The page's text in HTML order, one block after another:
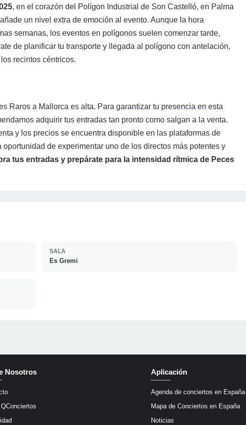
, en el corazón del Polígon Industrial de Son Castelló, en Palma
un nivel extra de emoción al evento. Aunque la hora
semanas, los eventos en polígonos suelen comenzar tarde,
de planificar tu transporte y llegada al polígono con antelación,
recintos céntricos.
Raros a Mallorca es alta. Para garantizar tu presencia en esta
adquirir tus entradas tan pronto como salgan a la venta.
y los precios se encuentra disponible en las plataformas de
de experimentar uno de los directos más potentes y
tus entradas y prepárate para la intensidad rítmica de Peces
SALA
Es Gremi
Nosotros Aplicación
Agenda de conciertos en España
Mapa de Conciertos en España
Noticias